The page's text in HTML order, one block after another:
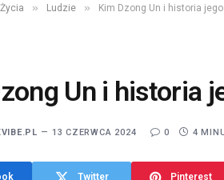
» Ludzie » Kim Dzong Un i historia
Un i historia
13 CZERWCA 2024 0 4
Twitter Pinterest